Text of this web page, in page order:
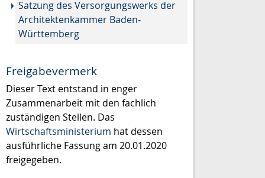
Satzung des Versorgungswerks der
Architektenkammer Baden-
Württemberg
Freigabevermerk
Dieser Text entstand in enger
Zusammenarbeit mit den fachlich
zuständigen Stellen. Das
Wirtschaftsministerium hat dessen
ausführliche Fassung am 20.01.2020
freigegeben.